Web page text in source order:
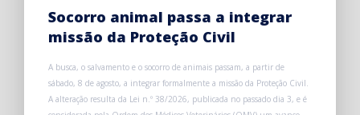
Socorro animal passa a integrar
missão da Proteção Civil
A busca, o salvamento e o socorro de animais passam, a partir de
sábado, 8 de agosto, a integrar formalmente a missão da Proteção Civil.
A alteração resulta da Lei n.º 38/2026, publicada no passado dia 3, e é